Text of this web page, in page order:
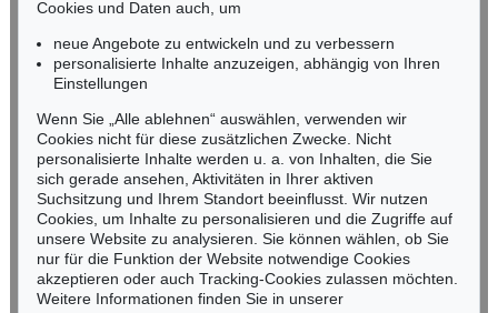
Auktion 298 - Lot 301
Expressive Landschaft, 1947
Ergebnis:€ 239.850
n.kassel@kettererkunst.de
Keine Auktion mehr verpassen!
Wir informieren Sie rechtzeitig.
Jetzt zum Newsletter anmelden >
Cookies und Daten auch, um
neue Angebote zu entwickeln und zu verbessern
personalisierte Inhalte anzuzeigen, abhängig von Ihren
Einstellungen
Wenn Sie „Alle ablehnen“ auswählen, verwenden wir
Cookies nicht für diese zusätzlichen Zwecke. Nicht
personalisierte Inhalte werden u. a. von Inhalten, die Sie
sich gerade ansehen, Aktivitäten in Ihrer aktiven
Suchsitzung und Ihrem Standort beeinflusst. Wir nutzen
Cookies, um Inhalte zu personalisieren und die Zugriffe auf
unsere Website zu analysieren. Sie können wählen, ob Sie
nur für die Funktion der Website notwendige Cookies
akzeptieren oder auch Tracking-Cookies zulassen möchten.
Weitere Informationen finden Sie in unserer